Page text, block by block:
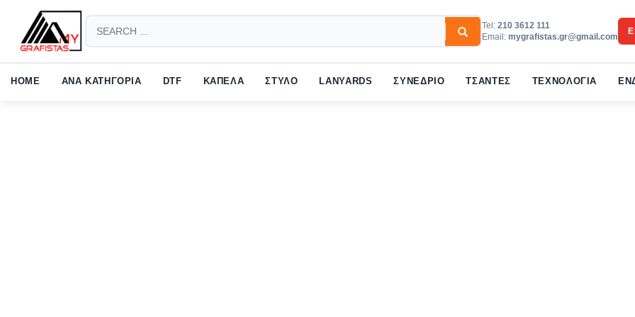
HOW TO SHOP
1 Login or create new account.
If you still have problems, please let us know, by sending an email to support@website.com . Thank you!
Tel:210 3612 111
Email:mygrafistas.gr@gmail.com
HOME ΑΝΑ ΚΑΤΗΓΟΡΙΑ DTF ΚΑΠΕΛΑ ΣΤΥΛΟ LANYARDS ΣΥΝΕΔΡΙΟ ΤΣΑΝΤΕΣ ΤΕΧΝΟΛΟΓΙΑ